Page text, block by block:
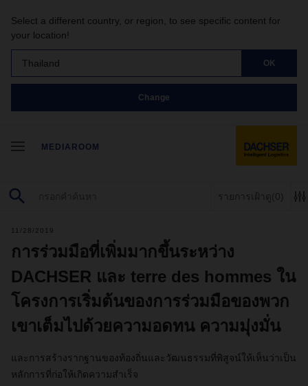
Select a different country, or region, to see specific content for
your location!
Thailand OK
Change
MEDIAROOM
รายการเฝ้าดู(0)
11/28/2019
การร่วมมือที่เพิ่มมากขึ้นระหว่าง
DACHSER และ terre des hommes ใน
โครงการเริ่มต้นของการร่วมมือของพวก
เขาเต็มไปด้วยความอดทน ความมุ่งมั่น
และการสร้างรากฐานของท้องถิ่นและวัฒนธรรมที่พิสูจน์ให้เห็นว่าเป็น
หลักการที่ก่อให้เกิดความสำเร็จ